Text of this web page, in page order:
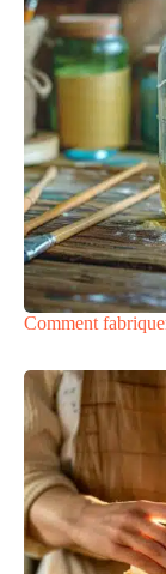
Comment